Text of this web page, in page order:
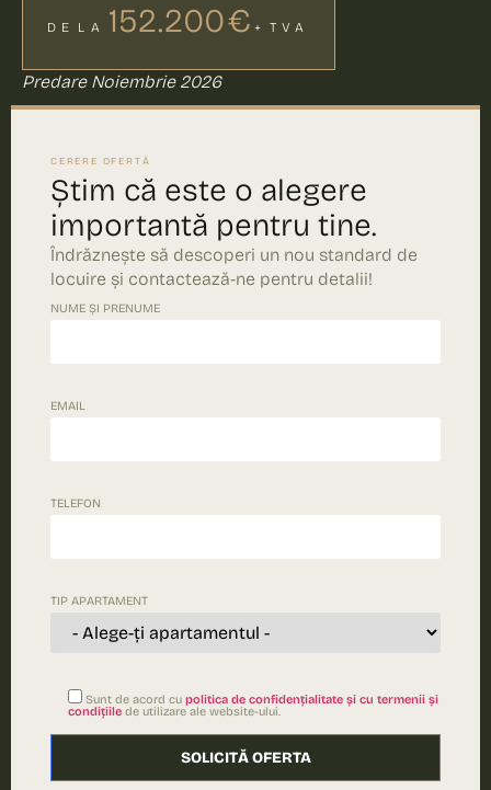
DE LA 152.200 € + TVA
Predare Noiembrie 2026
CERERE OFERTĂ
Știm că este o alegere
importantă pentru tine.
Îndrăznește să descoperi un nou standard de
locuire și contactează-ne pentru detalii!
NUME ȘI PRENUME
EMAIL
TELEFON
TIP APARTAMENT
Sunt de acord cu politica de confidențialitate și cu termenii și
condițiile de utilizare ale website-ului.
Please